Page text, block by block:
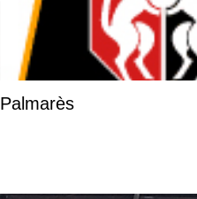
Palmarès